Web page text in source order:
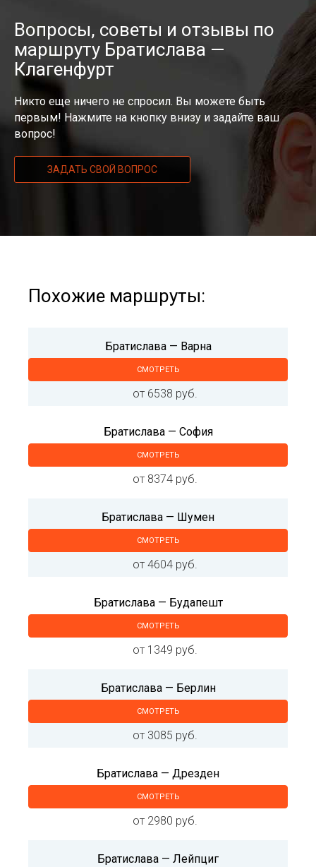
Вопросы, советы и отзывы по
маршруту Братислава —
Клагенфурт
Никто еще ничего не спросил. Вы можете быть
первым! Нажмите на кнопку внизу и задайте ваш
вопрос!
ЗАДАТЬ СВОЙ ВОПРОС
Похожие маршруты:
Братислава — Варна
СМОТРЕТЬ
от 6538 руб.
Братислава — София
СМОТРЕТЬ
от 8374 руб.
Братислава — Шумен
СМОТРЕТЬ
от 4604 руб.
Братислава — Будапешт
СМОТРЕТЬ
от 1349 руб.
Братислава — Берлин
СМОТРЕТЬ
от 3085 руб.
Братислава — Дрезден
СМОТРЕТЬ
от 2980 руб.
Братислава — Лейпциг